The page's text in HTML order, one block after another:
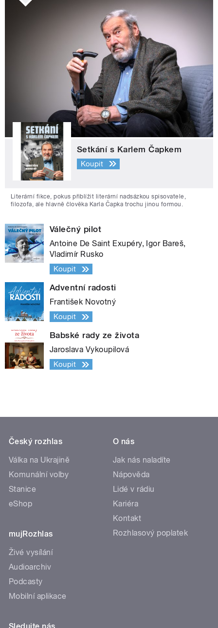
Setkání s Karlem Čapkem
Koupit
Literární fikce, pokus přiblížit literární nadsázkou spisovatele,
filozofa, ale hlavně člověka Karla Čapka trochu jinou formou.
Válečný pilot
Antoine De Saint Exupéry, Igor Bareš,
Vladimír Rusko
Koupit
Adventní radosti
František Novotný
Koupit
Babské rady ze života
Jaroslava Vykoupilová
Koupit
Český rozhlas
Válka na Ukrajině
Komunální volby
Stanice
eShop
mujRozhlas
Živé vysílání
Audioarchiv
Podcasty
Mobilní aplikace
O nás
Jak nás naladíte
Nápověda
Lidé v rádiu
Kariéra
Kontakt
Rozhlasový poplatek
Sledujte nás